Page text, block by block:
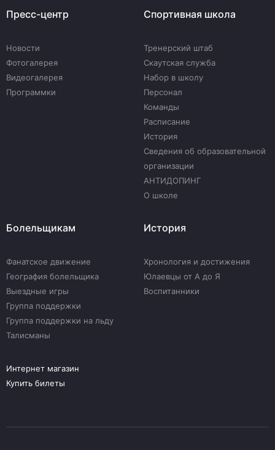
Пресс-центр
Новости
Фотогалерея
Видеогалерея
Программки
Спортивная школа
Тренерский штаб
Скаутская служба
Набор в школу
Персонал
Команды
Расписание
История
Сведения об образовательной
организации
АНТИДОПИНГ
О школе
Болельщикам
Фанатское движение
География болельщика
Выездные игры
Группа поддержки
Группа поддержки на льду
Талисманы
История
Хронология и достижения
Юлаевцы от А до Я
Воспитанники
Интернет магазин
Купить билеты